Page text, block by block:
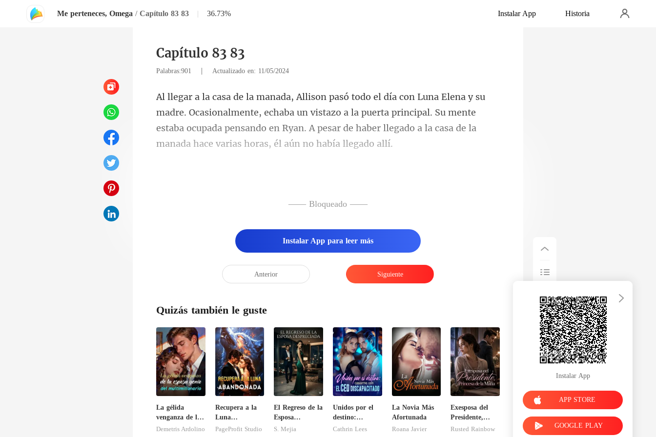
Me perteneces, Omega / Capítulo 83 83 | 36.73% Instalar App Historia
Capítulo 83 83
Palabras:901 | Actualizado en: 11/05/2024
lmente, echaba un vistazo a la puerta principal. Su mente
estaba ocupada pensando en Ryan. A p
—— Bloqueado ——
Instalar App para leer más
Anterior Siguiente
Quizás también le guste
La gélida
venganza de la
esposa genio del
Demetris Ardolino
Recupera a la
Luna
abandonada
PageProfit Studio
El Regreso de la
Esposa
Despreciada
S. Mejia
Unidos por el
destino:
casarme con el
Cathrin Lees
La Novia Más
Afortunada
Roana Javier
Exesposa del
Presidente,
Princesa de la
Rusted Rainbow
Instalar App
APP STORE
GOOGLE PLAY